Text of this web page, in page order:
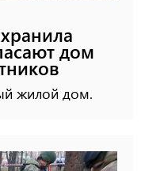
дом
жилой дом.